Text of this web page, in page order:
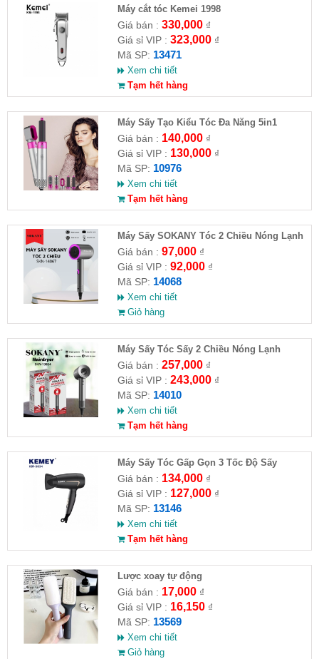
Máy cắt tóc Kemei 1998
Giá bán : 330,000₫
Giá sỉ VIP : 323,000₫
Mã SP: 13471
Xem chi tiết
Tạm hết hàng
Máy Sấy Tạo Kiểu Tóc Đa Năng 5in1
Giá bán : 140,000₫
Giá sỉ VIP : 130,000₫
Mã SP: 10976
Xem chi tiết
Tạm hết hàng
Máy Sấy SOKANY Tóc 2 Chiều Nóng Lạnh
800W SKN-14068
Giá bán : 97,000₫
Giá sỉ VIP : 92,000₫
Mã SP: 14068
Xem chi tiết
Giỏ hàng
Máy Sấy Tóc Sấy 2 Chiều Nóng Lạnh
SOKANY SKN-14010
Giá bán : 257,000₫
Giá sỉ VIP : 243,000₫
Mã SP: 14010
Xem chi tiết
Tạm hết hàng
Máy Sấy Tóc Gấp Gọn 3 Tốc Độ Sấy
Kemey KM 6834
Giá bán : 134,000₫
Giá sỉ VIP : 127,000₫
Mã SP: 13146
Xem chi tiết
Tạm hết hàng
Lược xoay tự động
Giá bán : 17,000₫
Giá sỉ VIP : 16,150₫
Mã SP: 13569
Xem chi tiết
Giỏ hàng